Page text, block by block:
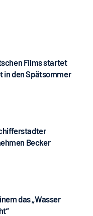
Films startet
in den Spätsommer
Becker
das „Wasser